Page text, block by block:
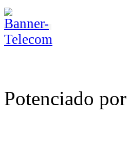
Potenciado por